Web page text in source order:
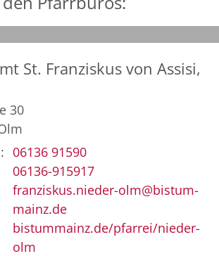
St. Franziskus von Assisi,
30
06136 91590
06136-915917
franziskus.nieder-olm@bistum-
mainz.de
bistummainz.de/pfarrei/nieder-
olm